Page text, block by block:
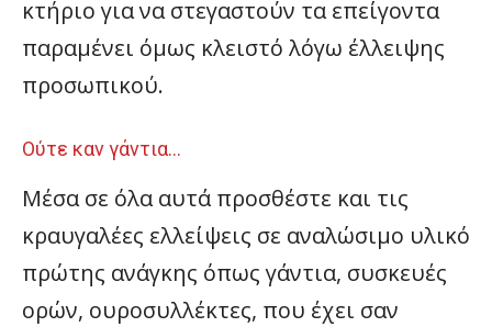
κτήριο για να στεγαστούν τα επείγοντα
παραμένει όμως κλειστό λόγω έλλειψης
προσωπικού.
Ούτε καν γάντια…
Μέσα σε όλα αυτά προσθέστε και τις
κραυγαλέες ελλείψεις σε αναλώσιμο υλικό
πρώτης ανάγκης όπως γάντια, συσκευές
ορών, ουροσυλλέκτες, που έχει σαν